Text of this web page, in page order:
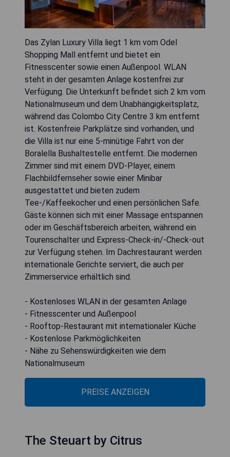
Das Zylan Luxury Villa liegt 1 km vom Odel
Shopping Mall entfernt und bietet ein
Fitnesscenter sowie einen Außenpool. WLAN
steht in der gesamten Anlage kostenfrei zur
Verfügung. Die Unterkunft befindet sich 2 km vom
Nationalmuseum und dem Unabhängigkeitsplatz,
während das Colombo City Centre 3 km entfernt
ist. Kostenfreie Parkplätze sind vorhanden, und
die Villa ist nur eine 5-minütige Fahrt von der
Boralella Bushaltestelle entfernt. Die modernen
Zimmer sind mit einem DVD-Player, einem
Flachbildfernseher sowie einer Minibar
ausgestattet und bieten zudem
Tee-/Kaffeekocher und einen persönlichen Safe.
Gäste können sich mit einer Massage entspannen
oder im Geschäftsbereich arbeiten, während ein
Tourenschalter und Express-Check-in/-Check-out
zur Verfügung stehen. Im Dachrestaurant werden
internationale Gerichte serviert, die auch per
Zimmerservice erhältlich sind.
- Kostenloses WLAN in der gesamten Anlage
- Fitnesscenter und Außenpool
- Rooftop-Restaurant mit internationaler Küche
- Kostenlose Parkmöglichkeiten
- Nähe zu Sehenswürdigkeiten wie dem
Nationalmuseum
PREISE ANZEIGEN
The Steuart by Citrus